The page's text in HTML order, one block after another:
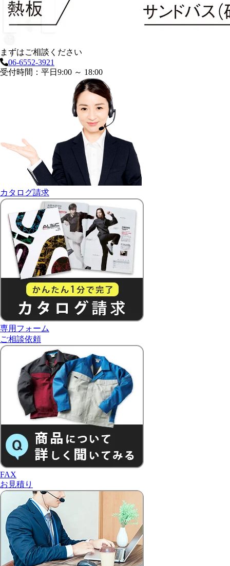
まずはご相談ください
06-6552-3921
受付時間：平日9:00 ～ 18:00
カタログ請求
専用フォーム
ご相談依頼
FAX
お見積り